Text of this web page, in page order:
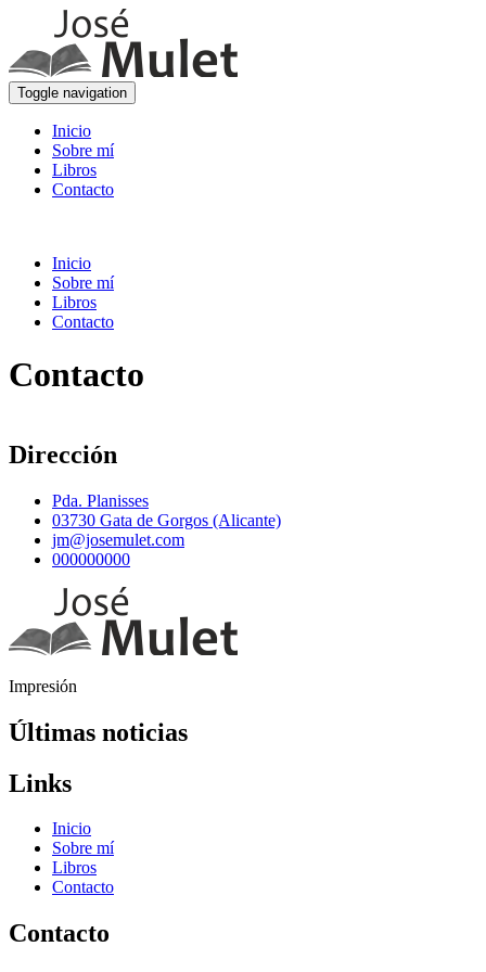
Toggle navigation
Inicio
Sobre mí
Libros
Contacto
Inicio
Sobre mí
Libros
Contacto
Contacto
Dirección
Pda. Planisses
03730 Gata de Gorgos (Alicante)
jm@josemulet.com
000000000
Impresión
Últimas noticias
Links
Inicio
Sobre mí
Libros
Contacto
Contacto